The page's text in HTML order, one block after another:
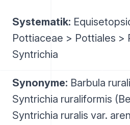
Systematik:
Pottiaceae > Pottiales >
Syntrichia
Synonyme: Barbula
Syntrichia ruraliformis
Syntrichia ruralis var.